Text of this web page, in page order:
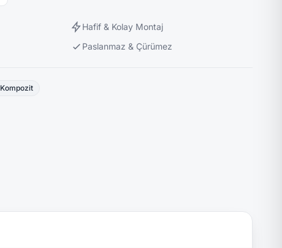
Hafif & Kolay Montaj
Paslanmaz & Çürümez
Kompozit